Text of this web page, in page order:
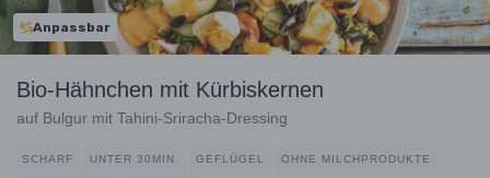
Anpassbar
Bio-Hähnchen mit Kürbiskernen
auf Bulgur mit Tahini-Sriracha-Dressing
SCHARF UNTER 30MIN. GEFLÜGEL OHNE MILCHPRODUKTE